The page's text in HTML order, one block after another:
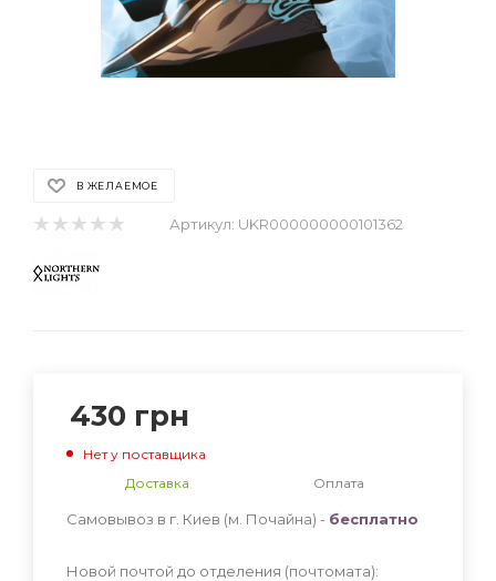
В ЖЕЛАЕМОЕ
Артикул: UKR000000000101362
430 грн
Нет у поставщика
Доставка
Оплата
Самовывоз в г. Киев (м. Почайна) - бесплатно
Новой почтой до отделения (почтомата):